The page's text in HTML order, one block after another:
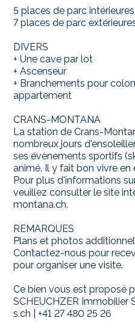
5 places de parc
7 places de parc
DIVERS
+ Une cave par lot
+ Ascenseur
+ Branchements pour
appartement
CRANS-MONTANA
La station de Crans-
nombreux jours
ses évènements sportifs
animé. Il y fait bon vivre en
Pour plus d'informations
veuillez consulter le site
montana.ch.
REMARQUES
Plans et photos
Contactez-nous pour
pour organiser une visite.
Ce bien vous est proposé
SCHEUCHZER Immobilier
s.ch | +41 27 480 25 26